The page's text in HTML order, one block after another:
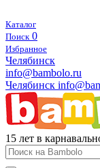
Каталог
Поиск 0
Избранное
Челябинск
info@bambolo.ru
Челябинск
15 лет в